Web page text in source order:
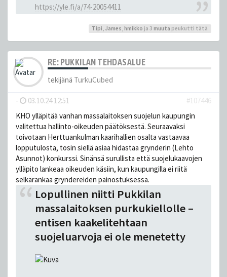
https://yle.fi/a/74-20054411
Tipi James hmikko ja 3 muuta peukutti tätä
RE: PUKKILAN TEHDASALUE
tekijänä TurkuCubed
- 03.10.24 12:51
#107446
KHO ylläpitää vanhan massalaitoksen suojelun kaupungin
valitettua hallinto-oikeuden päätöksestä. Seuraavaksi
toivotaan Herttuankulman kaarihallien osalta vastaavaa
lopputulosta, tosin siellä asiaa hidastaa grynderin (Lehto
Asunnot) konkurssi. Sinänsä surullista että suojelukaavojen
ylläpito lankeaa oikeuden käsiin, kun kaupungilla ei riitä
selkärankaa gryndereiden painostuksessa.
Lopullinen niitti Pukkilan
massalaitoksen purkukiellolle –
entisen kaakelitehtaan
suojeluarvoja ei ole menetetty